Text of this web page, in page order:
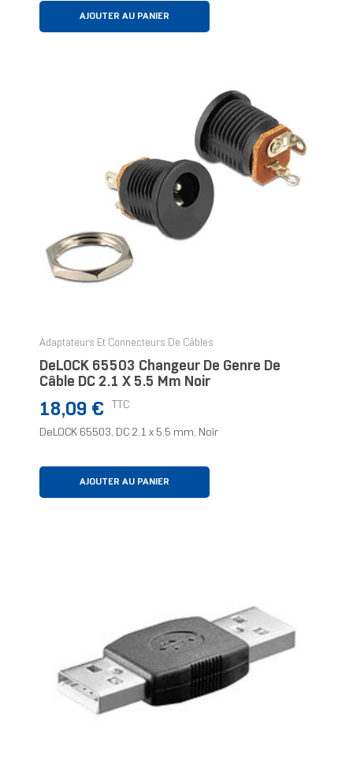
AJOUTER AU PANIER
Adaptateurs Et Connecteurs De Câbles
DeLOCK 65503 Changeur De Genre De
Câble DC 2.1 X 5.5 Mm Noir
Prix
18,09 € TTC
DeLOCK 65503, DC 2.1 x 5.5 mm, Noir
AJOUTER AU PANIER